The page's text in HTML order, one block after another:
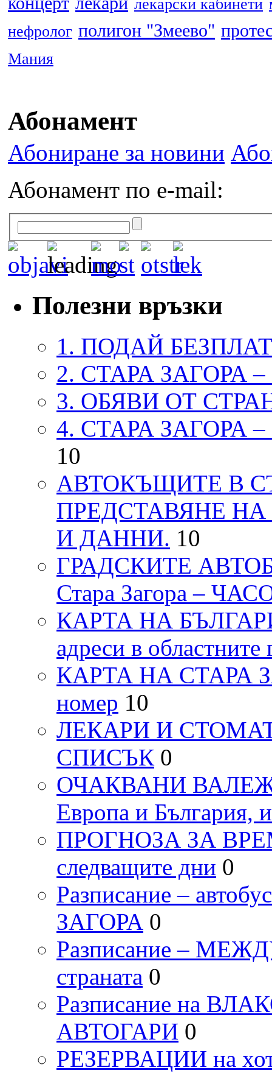
лекарски кабинети
нефролог полигон "Змеево"
Мания
Абонамент
Абониране за новини
Абонамент по e-mail:
Полезни връзки
1. ПОДАЙ
2. СТАРА ЗАГОРА
3. ОБЯВИ ОТ
4. СТАРА ЗАГОРА
10
АВТОКЪЩИТЕ В
ПРЕДСТАВЯНЕ
И ДАННИ. 10
ГРАДСКИТЕ
Стара Загора –
КАРТА НА
адреси в областните
КАРТА НА СТАРА
номер 10
ЛЕКАРИ И
СПИСЪК 0
ОЧАКВАНИ ВАЛЕЖИ
Европа и България,
ПРОГНОЗА ЗА
следващите дни 0
Разписание –
ЗАГОРА 0
Разписание –
страната 0
Разписание на
АВТОГАРИ 0
РЕЗЕРВАЦИИ на